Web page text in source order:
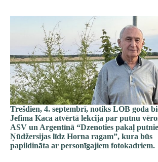
Trešdien, 4. septembrī, notiks LOB goda
Jefima Kaca atvērtā lekcija par putnu
ASV un Argentīnā “Dzenoties pakaļ
Ņūdžersijas līdz Horna ragam”, kura būs
papildināta ar personīgajiem fotokadriem.